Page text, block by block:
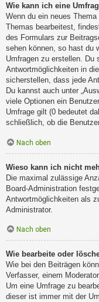
Wie kann ich eine
Wenn du ein neues
Themas bearbeitest,
des Formulars zur
sehen können, so hast du
Umfragen zu erstellen. Du
Antwortmöglichkeiten in
sicherstellen, dass jede
Du kannst auch unter
viele Optionen ein
Umfrage gilt (0 bedeutet
schließlich, ob die
Nach oben
Wieso kann ich nicht
Die maximal zulässige
Board-Administration
Antwortmöglichkeiten als
Administrator.
Nach oben
Wie bearbeite oder
Wie bei den Beiträgen
Verfasser, einem
Um eine Umfrage zu
dieser ist immer mit der